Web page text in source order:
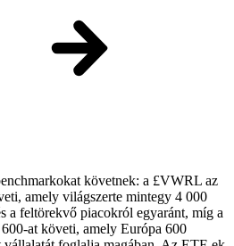
követnek: a £VWRL az
amely világszerte mintegy 4 000
a feltörekvő piacokról egyaránt, míg a
at követi, amely Európa 600